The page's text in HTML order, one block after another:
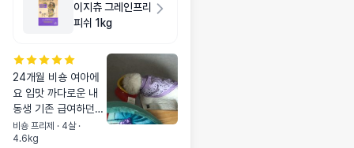
이지츄 그레인프리
피쉬 1kg
24개월 비숑 여아에
요 입맛 까다로운 내
동생 기존 급여하던
사료를 잘 안 먹어서
사료 바꿔주려고 찾아
비숑 프리제 · 4살 ·
4.6kg